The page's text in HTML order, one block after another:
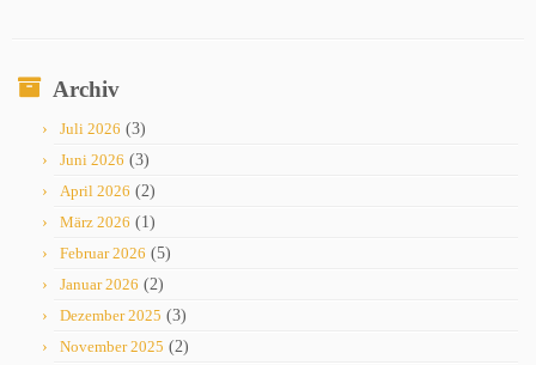
Archiv
Juli 2026 (3)
Juni 2026 (3)
April 2026 (2)
März 2026 (1)
Februar 2026 (5)
Januar 2026 (2)
Dezember 2025 (3)
November 2025 (2)